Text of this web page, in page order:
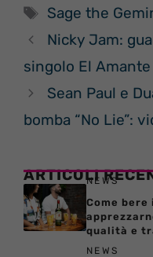
Tag
Sage the
Nicky Jam:
singolo El
Sean Paul e
bomba “No Lie”:
ARTICOLINEWS
Come
qualità e
NEWS